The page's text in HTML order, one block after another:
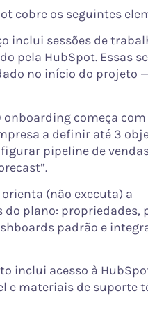
cobre os seguintes
inclui sessões de
pela HubSpot. Essas
no início do projeto
onboarding começa
a definir até 3
pipeline de
(não executa) a
plano: propriedades,
padrão e
inclui acesso à
e materiais de suporte